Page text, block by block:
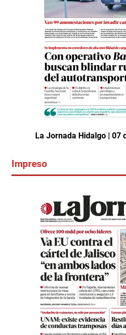
La Jornada Hidalgo | 07
Impreso